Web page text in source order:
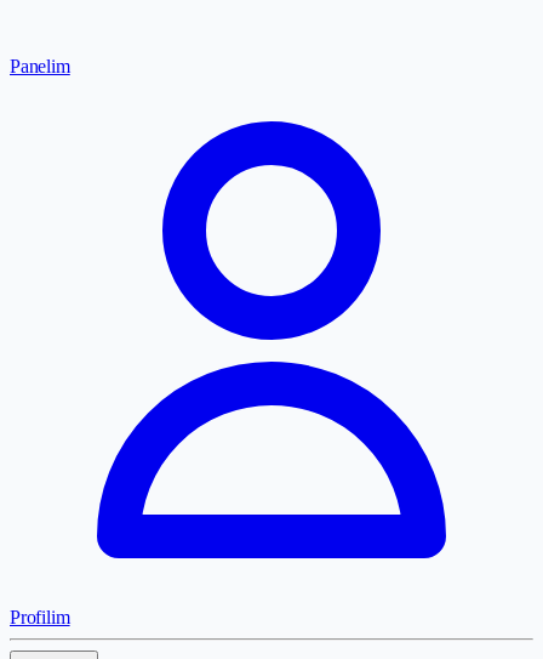
Panelim
Profilim